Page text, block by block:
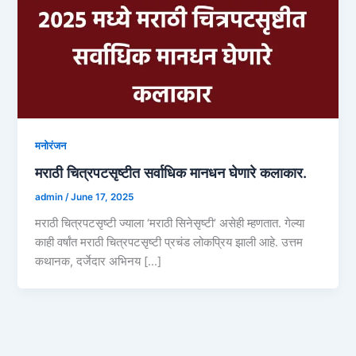
मनोरंजन
मराठी चित्रपटसृष्टीत सर्वाधिक मानधन घेणारे कलाकार.
admin/June 17, 2025
मराठी चित्रपटसृष्टी ज्याला ‘मराठी सिनेसृष्टी’ असेही म्हणतात. गेल्या
काही वर्षांत मराठी चित्रपटसृष्टी प्रचंड लोकप्रिय झाली आहे. उत्तम
कथानक, दर्जेदार अभिनय […]